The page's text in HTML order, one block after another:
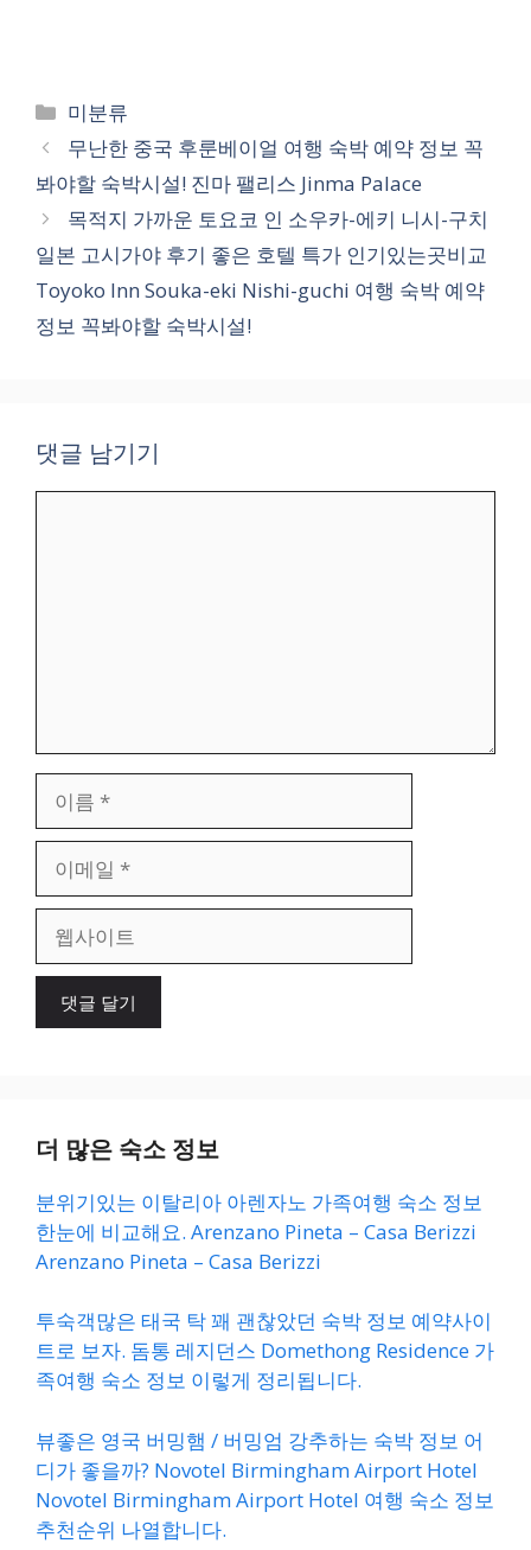
카
테
고
리
미분류
무난한 중국 후룬베이얼 여행 숙박 예약 정보 꼭
봐야할 숙박시설! 진마 팰리스 Jinma Palace
목적지 가까운 토요코 인 소우카-에키 니시-구치
일본 고시가야 후기 좋은 호텔 특가 인기있는곳비교
Toyoko Inn Souka-eki Nishi-guchi 여행 숙박 예약
정보 꼭봐야할 숙박시설!
댓글 남기기
일
이
더 많은 숙소 정보
분위기있는 이탈리아 아렌자노 가족여행 숙소 정보
한눈에 비교해요. Arenzano Pineta – Casa Berizzi
Arenzano Pineta – Casa Berizzi
투숙객많은 태국 탁 꽤 괜찮았던 숙박 정보 예약사이
트로 보자. 돔통 레지던스 Domethong Residence 가
족여행 숙소 정보 이렇게 정리됩니다.
뷰좋은 영국 버밍햄 / 버밍엄 강추하는 숙박 정보 어
디가 좋을까? Novotel Birmingham Airport Hotel
Novotel Birmingham Airport Hotel 여행 숙소 정보
추천순위 나열합니다.